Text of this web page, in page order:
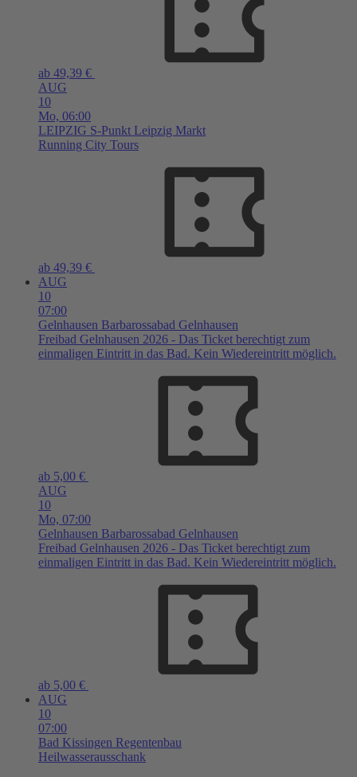
ab 49,39 €
AUG
10
Mo, 06:00
LEIPZIG S-Punkt Leipzig Markt
Running City Tours
ab 49,39 €
AUG
10
07:00
Gelnhausen Barbarossabad Gelnhausen
Freibad Gelnhausen 2026 - Das Ticket berechtigt zum
einmaligen Eintritt in das Bad. Kein Wiedereintritt möglich.
ab 5,00 €
AUG
10
Mo, 07:00
Gelnhausen Barbarossabad Gelnhausen
Freibad Gelnhausen 2026 - Das Ticket berechtigt zum
einmaligen Eintritt in das Bad. Kein Wiedereintritt möglich.
ab 5,00 €
AUG
10
07:00
Bad Kissingen Regentenbau
Heilwasserausschank